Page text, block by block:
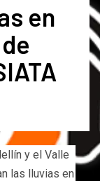
en
y el Valle
las lluvias en